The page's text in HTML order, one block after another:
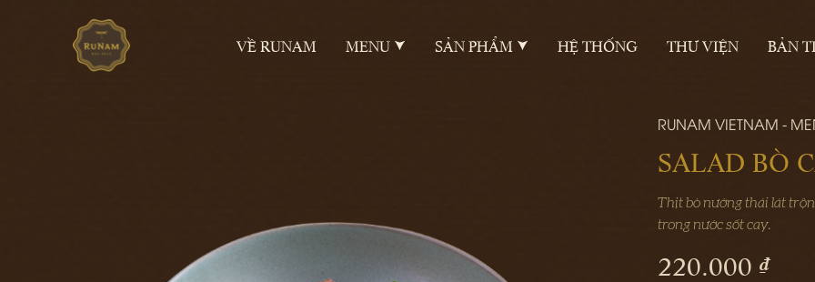
VỀ RUNAM MENU SẢN PHẨM HỆ THỐNG THƯ VIỆN BẢN
RUNAM VIETNAM -
SALAD BÒ
Thịt bò nướng thái lát
trong nước sốt cay.
220.000 ₫